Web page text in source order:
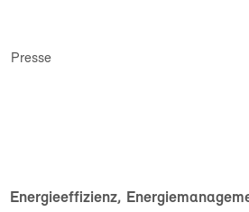
Presse
Energieeffizienz,